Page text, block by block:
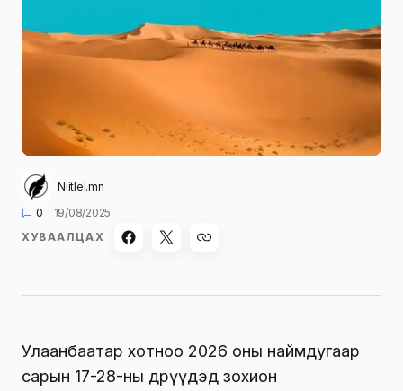
Niitlel.mn
0
19/08/2025
ХУВААЛЦАХ
Улаанбаатар хотноо 2026 оны наймдугаар
сарын 17-28-ны өдрүүдэд зохион